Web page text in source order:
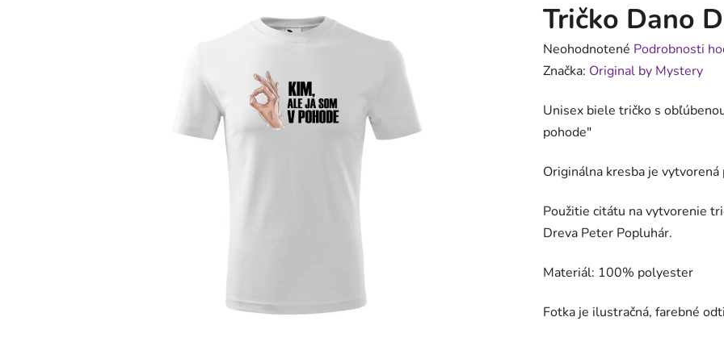
Tričko Dano
Priemerné
hodnotenie
je
0,0
5
Neohodnotené Podrobnosti
Značka: Original by Mystery
Unisex biele tričko s
pohode"
Originálna kresba je
Použitie citátu na vytvorenie
Dreva Peter Popluhár.
Materiál: 100% polyester
Fotka je ilustračná, farebné